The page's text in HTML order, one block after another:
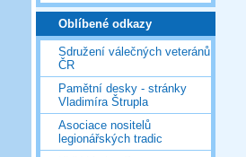
Oblíbené odkazy
Sdružení válečných veteránů
ČR
Pamětní desky - stránky
Vladimíra Štrupla
Asociace nositelů
legionářských tradic